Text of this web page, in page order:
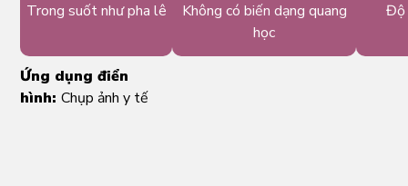
Trong suốt như pha lê
Không có biến dạng quang
học
Độ
Ứng dụng điển
hình: Chụp ảnh y tế